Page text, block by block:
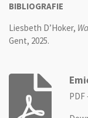
BIBLIOGRAFIE
Liesbeth D’Hoker,
Gent, 2025.
PDF